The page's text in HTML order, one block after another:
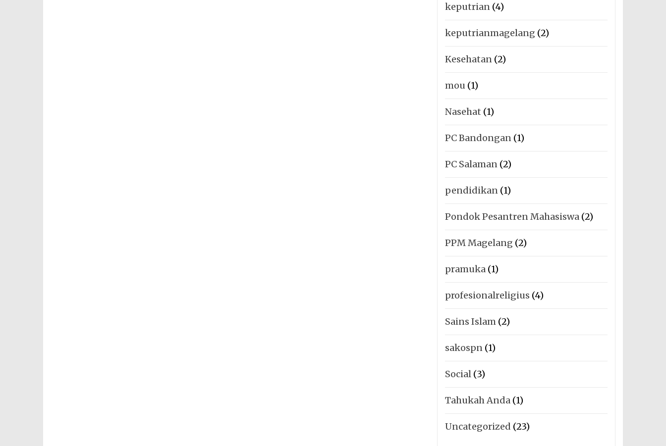
keputrian(4)
keputrianmagelang (2)
Kesehatan(2)
mou (1)
Nasehat (1)
PC Bandongan(1)
PC Salaman(2)
pendidikan(1)
Pondok Pesantren Mahasiswa(2)
PPM Magelang (2)
pramuka(1)
profesionalreligius (4)
Sains Islam(2)
sakospn(1)
Social(3)
Tahukah Anda(1)
Uncategorized (23)